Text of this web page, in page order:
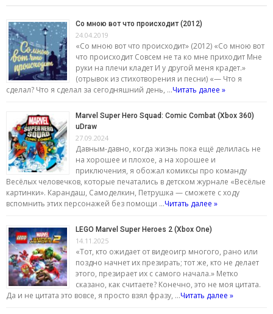
Со мною вот что происходит (2012)
24.04.2019
«Со мною вот что происходит» (2012) «Со мною вот
что происходит Совсем не та ко мне приходит Мне
руки на плечи кладет И у другой меня крадет.»
(отрывок из стихотворения и песни) «— Что я
сделал? Что я сделал за сегодняшний день, …Читать далее »
Marvel Super Hero Squad: Comic Combat (Xbox 360)
uDraw
27.09.2024
Давным-давно, когда жизнь пока ещё делилась не
на хорошее и плохое, а на хорошее и
приключения, я обожал комиксы про команду
Весёлых человечков, которые печатались в детском журнале «Весёлые
картинки». Карандаш, Самоделкин, Петрушка — сможете с ходу
вспомнить этих персонажей без помощи …Читать далее »
LEGO Marvel Super Heroes 2 (Xbox One)
14.11.2025
«Тот, кто ожидает от видеоигр многого, рано или
поздно начнет их презирать; тот же, кто не делает
этого, презирает их с самого начала.» Метко
сказано, как считаете? Конечно, это не моя цитата.
Да и не цитата это вовсе, я просто взял фразу, …Читать далее »